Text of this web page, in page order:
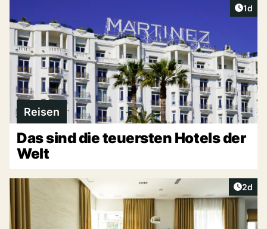
1d
Reisen
Das sind die teuersten Hotels der
Welt
2d